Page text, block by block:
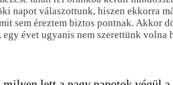
napot válaszottunk, hiszen ekkorra
sem éreztem biztos pontnak. Akkor
évet ugyanis nem szerettünk volna